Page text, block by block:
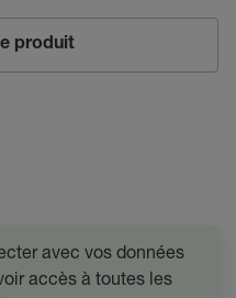
produit
avec vos données
accès à toutes les